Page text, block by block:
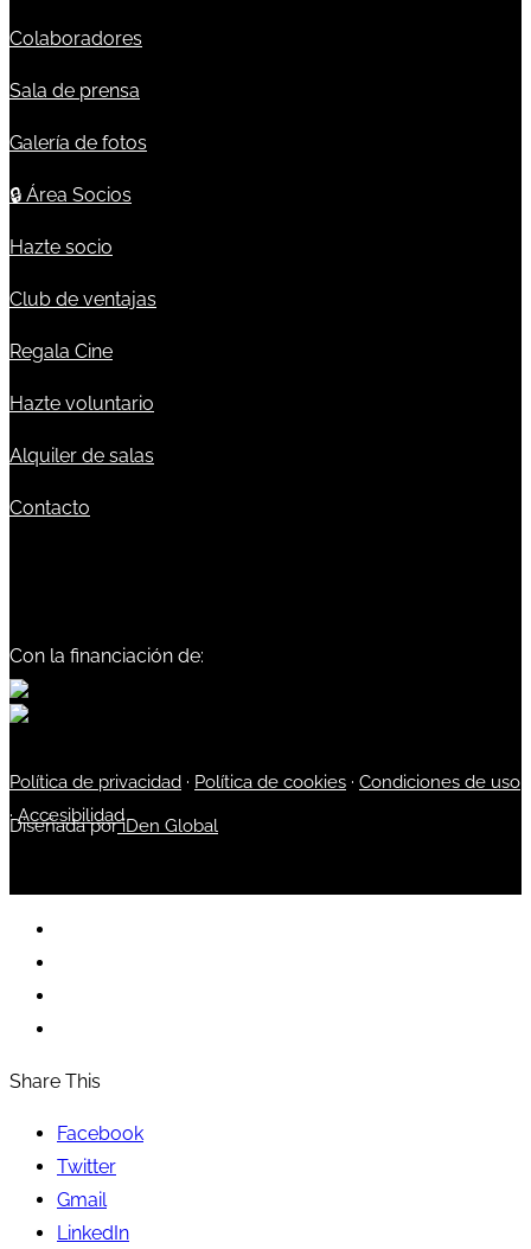
Colaboradores
Sala de prensa
Galería de fotos
🔒 Área Socios
Hazte socio
Club de ventajas
Regala Cine
Hazte voluntario
Alquiler de salas
Contacto
Con la financiación de:
Política de privacidad · Política de cookies · Condiciones de uso
·Accesibilidad
Diseñada poriDen Global
Share This
Facebook
Twitter
Gmail
LinkedIn